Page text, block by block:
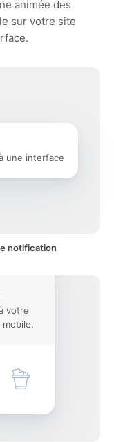
animée des
sur votre site
une interface
notification
votre